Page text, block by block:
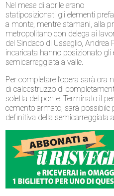
Nel mese di aprile erano
statiposizionati gli elementi
a monte, mentre stamani, alla
metropolitano con delega ai
delSindaco di Usseglio,Andrea
incaricata hanno posizionato gli
semicarreggiata a valle.
Per completare l’opera sarà ora
dicalcestruzzo di
soletta del ponte. Terminato il
cemento armato, sarà possibile
definitiva della semicarreggiata